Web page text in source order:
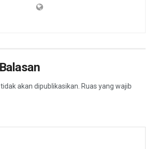
akan dipublikasikan. Ruas yang wajib